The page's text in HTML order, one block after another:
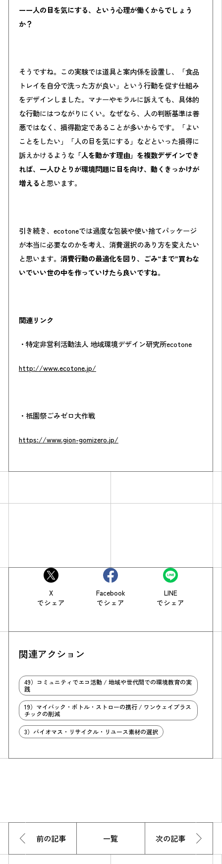
ーー人の目を気にする、という心理が働くからでしょう
か？
そうですね。この実験では道具と案内係を設置し、「食品
トレイを自分で洗った方が良い」という行動を促す仕組み
をデザインしました。マナーやモラルに訴えても、具体的
な行動にはつながりにくい。なぜなら、人の判断基準は善
悪ではなく、損得勘定であることが多いからです。「よい
ことをしたい」「人の目を気にする」などといった損得に
訴えかけるような「人を動かす理由」を複数デザインでき
れば、一人ひとりが環境問題に目を向け、動くきっかけが
増える と思います。
引き続き、ecotoneでは過度な包装や使い捨てパッケージ
が本当に必要なのかを考え、消費選択のあり方を変えたい
と思います。 消費行動の最適化を図り、ごみ“まで”買わな
いでいい世の中を作っていけたら良いですね。
関連リンク
・特定非営利活動法人 地域環境デザイン研究所ecotone
http://www.ecotone.jp/
・祇園祭ごみゼロ大作戦
https://www.gion-gomizero.jp/
X
でシェア
Facebook
でシェア
LINE
でシェア
関連アクション
49）コミュニティでエコ活動 / 地域や世代間での環境教育の実
践
19）マイバック・ボトル・ストローの携行 / ワンウェイプラス
チックの削減
3）バイオマス・リサイクル・リユース素材の選択
前の記事 一覧 次の記事